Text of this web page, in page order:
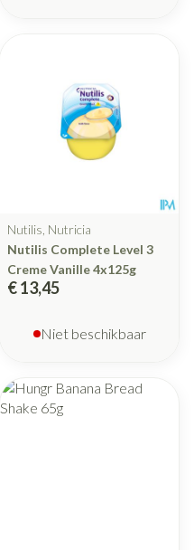
Nutilis, Nutricia
Nutilis Complete Level 3
Creme Vanille 4x125g
€ 13,45
Niet beschikbaar